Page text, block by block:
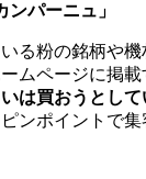
パーニュ」
る粉の銘柄や機
ムページに掲載
は買おうとして
ンポイントで集